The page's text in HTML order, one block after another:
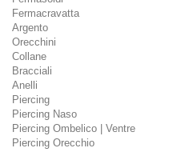
Fermacravatta
Argento
Orecchini
Collane
Bracciali
Anelli
Piercing
Piercing Naso
Piercing Ombelico | Ventre
Piercing Orecchio